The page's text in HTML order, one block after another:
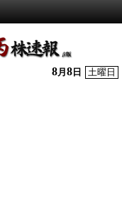
株】
8月 8 日 土曜日